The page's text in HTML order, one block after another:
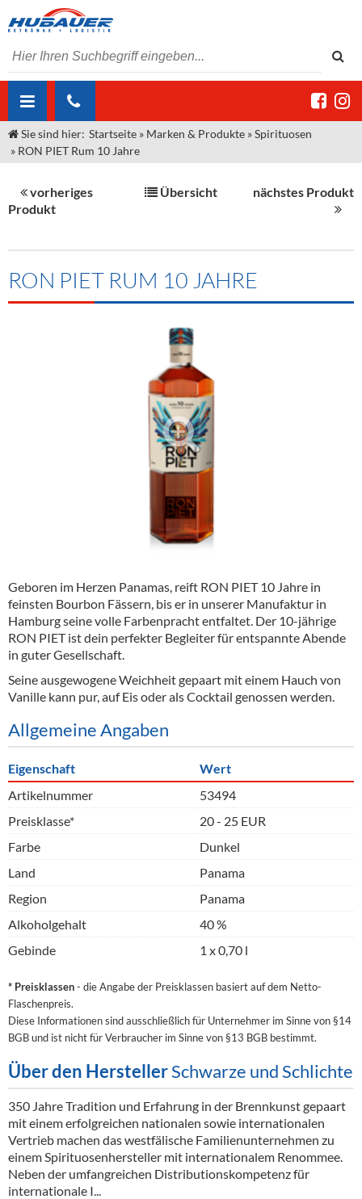
ÜBER UNS
Unser Liefergebiet
Kontakt
Angebote Gastronomie & Großhandel
Neuigkeiten
MARKEN & PRODUKTE
Sirup
Spirituosen
Kommisionskauf & Lieferbedingungen
Fremddienstleistungen
Sie sind hier: Startseite » Marken & Produkte »Spirituosen
» RON PIET Rum 10 Jahre
vorheriges
Produkt
Übersicht nächstes Produkt
RON PIET RUM 10 JAHRE
Geboren im Herzen Panamas, reift RON PIET 10 Jahre in
feinsten Bourbon Fässern, bis er in unserer Manufaktur in
Hamburg seine volle Farbenpracht entfaltet. Der 10-jährige
RON PIET ist dein perfekter Begleiter für entspannte Abende
in guter Gesellschaft.
Seine ausgewogene Weichheit gepaart mit einem Hauch von
Vanille kann pur, auf Eis oder als Cocktail genossen werden.
Allgemeine Angaben
Eigenschaft
Wert
Artikelnummer
53494
Preisklasse*
20 - 25 EUR
Farbe
Dunkel
Land
Panama
Region
Panama
Alkoholgehalt
40 %
Gebinde
1 x 0,70 l
* Preisklassen- die Angabe der Preisklassen basiert auf dem Netto-
Flaschenpreis.
Diese Informationen sind ausschließlich für Unternehmer im Sinne von §14
BGB und ist nicht für Verbraucher im Sinne von §13 BGB bestimmt.
Über den HerstellerSchwarze und Schlichte
350 Jahre Tradition und Erfahrung in der Brennkunst gepaart
mit einem erfolgreichen nationalen sowie internationalen
Vertrieb machen das westfälische Familienunternehmen zu
einem Spirituosenhersteller mit internationalem Renommee.
Neben der umfangreichen Distributionskompetenz für
internationale I...